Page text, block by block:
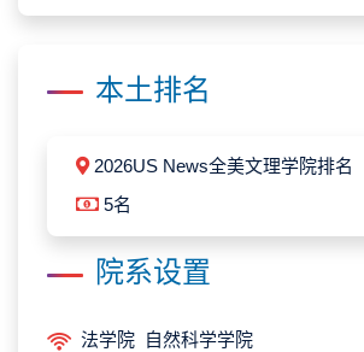
本土排名
2026US News全美文理学院排名
5名
院系设置
法学院 自然科学学院